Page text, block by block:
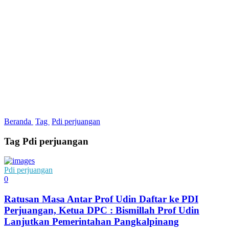
Beranda Tag Pdi perjuangan
Tag Pdi perjuangan
Pdi perjuangan
0
Ratusan Masa Antar Prof Udin Daftar ke PDI
Perjuangan, Ketua DPC : Bismillah Prof Udin
Lanjutkan Pemerintahan Pangkalpinang